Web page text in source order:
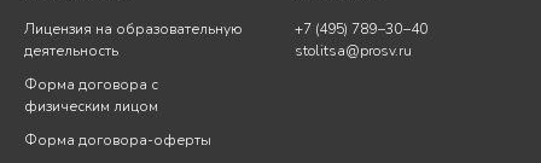
Лицензия на образовательную
деятельность
Форма договора с
физическим лицом
Форма договора-оферты
+7 (495) 789−30−40
stolitsa@prosv.ru